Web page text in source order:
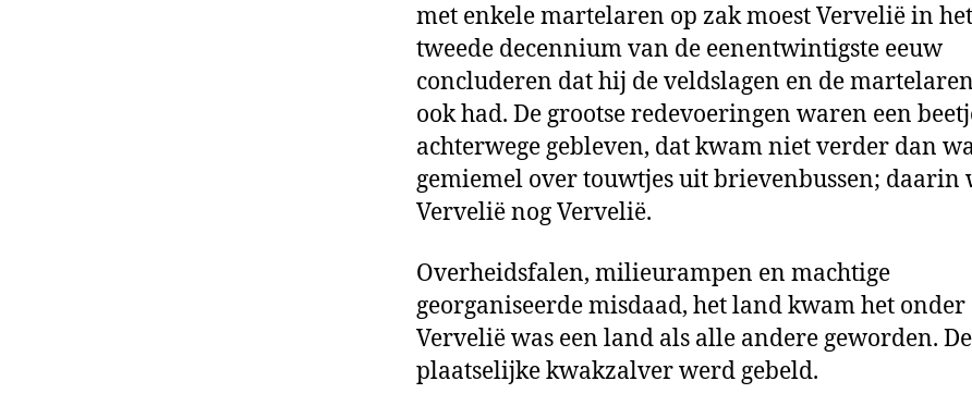
met enkele martelaren op zak moest Vervelië in het
tweede decennium van de eenentwintigste eeuw
concluderen dat hij de veldslagen en de
ook had. De grootse redevoeringen waren een
achterwege gebleven, dat kwam niet verder dan
gemiemel over touwtjes uit brievenbussen; daarin
Vervelië nog Vervelië.
Overheidsfalen, milieurampen en machtige
georganiseerde misdaad, het land kwam het onder
Vervelië was een land als alle andere geworden. De
plaatselijke kwakzalver werd gebeld.